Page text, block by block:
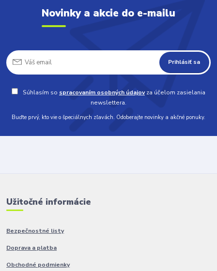
Novinky a akcie do e-mailu
Prihlásiť sa
Súhlasím so spracovaním osobných údajovza účelom zasielania
newslettera.
Buďte prvý, kto vie o špeciálnych zľavách. Odoberajte novinky a akčné ponuky.
Užitočné informácie
Bezpečnostné listy
Doprava a platba
Obchodné podmienky